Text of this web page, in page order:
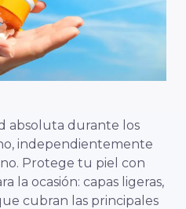
absoluta durante los
independientemente
Protege tu piel con
la ocasión: capas ligeras,
cubran las principales